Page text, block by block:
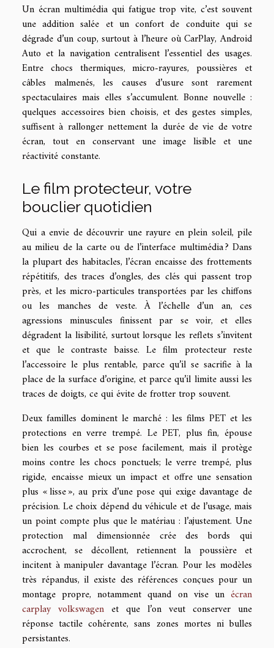
Un écran multimédia qui fatigue trop vite, c’est souvent
une addition salée et un confort de conduite qui se
dégrade d’un coup, surtout à l’heure où CarPlay, Android
Auto et la navigation centralisent l’essentiel des usages.
Entre chocs thermiques, micro-rayures, poussières et
câbles malmenés, les causes d’usure sont rarement
spectaculaires mais elles s’accumulent. Bonne nouvelle :
quelques accessoires bien choisis, et des gestes simples,
suffisent à rallonger nettement la durée de vie de votre
écran, tout en conservant une image lisible et une
réactivité constante.
Le film protecteur, votre
bouclier quotidien
Qui a envie de découvrir une rayure en plein soleil, pile
au milieu de la carte ou de l’interface multimédia ? Dans
la plupart des habitacles, l’écran encaisse des frottements
répétitifs, des traces d’ongles, des clés qui passent trop
près, et les micro-particules transportées par les chiffons
ou les manches de veste. À l’échelle d’un an, ces
agressions minuscules finissent par se voir, et elles
dégradent la lisibilité, surtout lorsque les reflets s’invitent
et que le contraste baisse. Le film protecteur reste
l’accessoire le plus rentable, parce qu’il se sacrifie à la
place de la surface d’origine, et parce qu’il limite aussi les
traces de doigts, ce qui évite de frotter trop souvent.
Deux familles dominent le marché : les films PET et les
protections en verre trempé. Le PET, plus fin, épouse
bien les courbes et se pose facilement, mais il protège
moins contre les chocs ponctuels; le verre trempé, plus
rigide, encaisse mieux un impact et offre une sensation
plus « lisse », au prix d’une pose qui exige davantage de
précision. Le choix dépend du véhicule et de l’usage, mais
un point compte plus que le matériau : l’ajustement. Une
protection mal dimensionnée crée des bords qui
accrochent, se décollent, retiennent la poussière et
incitent à manipuler davantage l’écran. Pour les modèles
très répandus, il existe des références conçues pour un
montage propre, notamment quand on vise un écran
carplay volkswagen et que l’on veut conserver une
réponse tactile cohérente, sans zones mortes ni bulles
persistantes.